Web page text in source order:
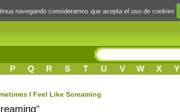
P Q R S T U V W X Y
I Feel Like Screaming
navegando consideramos que acepta el uso de cookies